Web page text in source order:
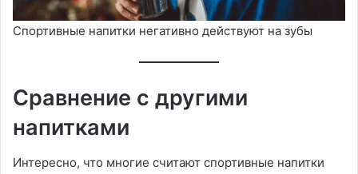
Спортивные напитки негативно действуют на зубы
Сравнение с другими
напитками
Интересно, что многие считают спортивные напитки